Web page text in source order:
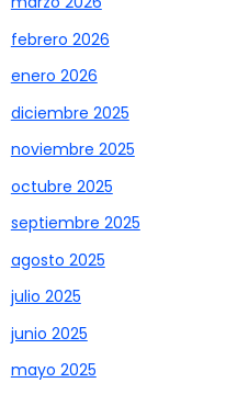
febrero 2026
enero 2026
diciembre 2025
noviembre 2025
octubre 2025
septiembre 2025
agosto 2025
julio 2025
junio 2025
mayo 2025